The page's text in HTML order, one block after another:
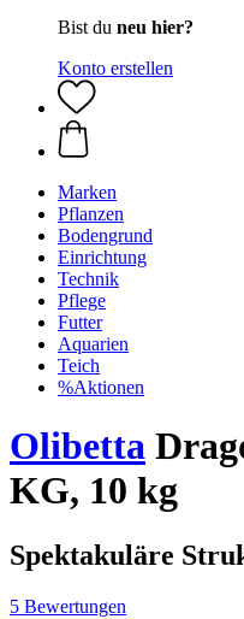
Bist du neu hier?
Konto erstellen
Marken
Pflanzen
Bodengrund
Einrichtung
Technik
Pflege
Futter
Aquarien
Teich
%Aktionen
Olibetta
KG, 10 kg
Spektakuläre
5 Bewertungen